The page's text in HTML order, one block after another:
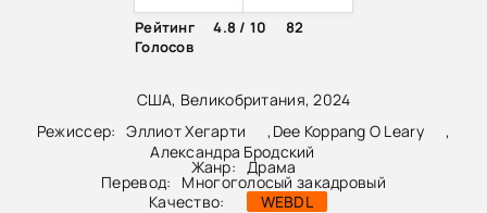
США, Великобритания, 2024
Режиссер: Эллиот Хегарти , Dee Koppang O Leary
,
Александра Бродский
Жанр: Драма
Перевод:
Многоголосый закадровый
Качество:
WEBDL
Рейтинг
4.8 / 10
82
Голосов